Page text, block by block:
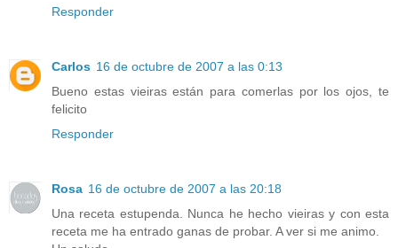
Responder
Carlos 16 de octubre de 2007 a las 0:13
Bueno estas vieiras están para comerlas por los ojos, te
felicito
Responder
Rosa 16 de octubre de 2007 a las 20:18
Una receta estupenda. Nunca he hecho vieiras y con esta
receta me ha entrado ganas de probar. A ver si me animo.